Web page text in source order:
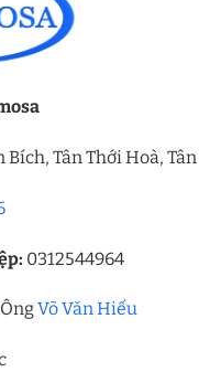
Bích, Tân Thới Hoà,
0312544964
ÔngVõ Văn Hiếu